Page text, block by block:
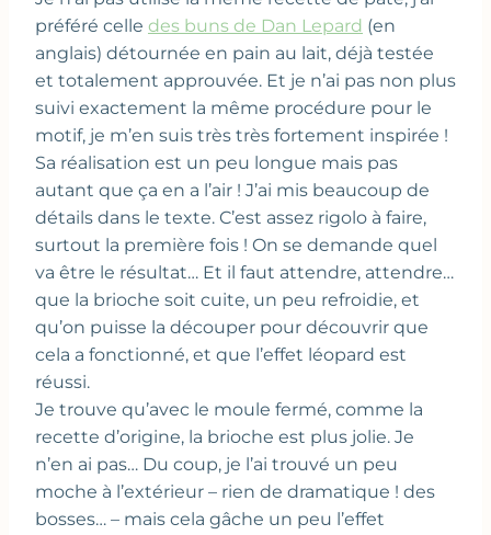
préféré celle des buns de Dan Lepard (en
anglais) détournée en pain au lait, déjà testée
et totalement approuvée. Et je n’ai pas non plus
suivi exactement la même procédure pour le
motif, je m’en suis très très fortement inspirée !
Sa réalisation est un peu longue mais pas
autant que ça en a l’air ! J’ai mis beaucoup de
détails dans le texte. C’est assez rigolo à faire,
surtout la première fois ! On se demande quel
va être le résultat… Et il faut attendre, attendre…
que la brioche soit cuite, un peu refroidie, et
qu’on puisse la découper pour découvrir que
cela a fonctionné, et que l’effet léopard est
réussi.
Je trouve qu’avec le moule fermé, comme la
recette d’origine, la brioche est plus jolie. Je
n’en ai pas… Du coup, je l’ai trouvé un peu
moche à l’extérieur – rien de dramatique ! des
bosses… – mais cela gâche un peu l’effet